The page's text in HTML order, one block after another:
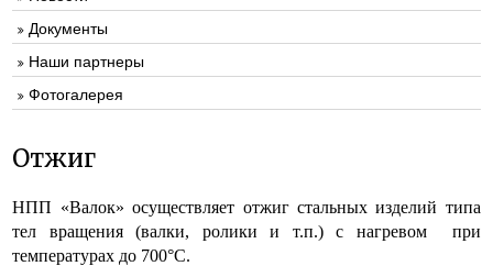
Документы
Наши партнеры
Фотогалерея
Отжиг
НПП «Валок» осуществляет отжиг стальных изделий типа
тел вращения (валки, ролики и т.п.) с нагревом при
температурах до 700°С.